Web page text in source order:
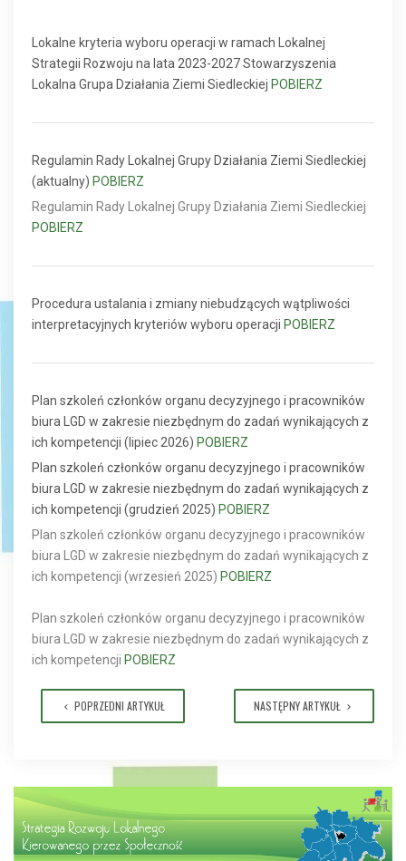
Lokalne kryteria wyboru operacji w ramach Lokalnej
Strategii Rozwoju na lata 2023-2027 Stowarzyszenia
Lokalna Grupa Działania Ziemi Siedleckiej POBIERZ
Regulamin Rady Lokalnej Grupy Działania Ziemi Siedleckiej
(aktualny) POBIERZ
Regulamin Rady Lokalnej Grupy Działania Ziemi Siedleckiej
POBIERZ
Procedura ustalania i zmiany niebudzących wątpliwości
interpretacyjnych kryteriów wyboru operacji POBIERZ
Plan szkoleń członków organu decyzyjnego i pracowników
biura LGD w zakresie niezbędnym do zadań wynikających z
ich kompetencji (lipiec 2026) POBIERZ
Plan szkoleń członków organu decyzyjnego i pracowników
biura LGD w zakresie niezbędnym do zadań wynikających z
ich kompetencji (grudzień 2025) POBIERZ
Plan szkoleń członków organu decyzyjnego i pracowników
biura LGD w zakresie niezbędnym do zadań wynikających z
ich kompetencji (wrzesień 2025) POBIERZ
Plan szkoleń członków organu decyzyjnego i pracowników
biura LGD w zakresie niezbędnym do zadań wynikających z
ich kompetencji POBIERZ
POPRZEDNI ARTYKUŁ NASTĘPNY ARTYKUŁ